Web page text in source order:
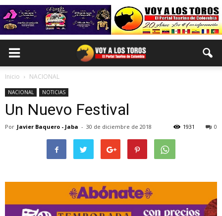
Inicio NACIONAL
NACIONAL NOTICIAS
Un Nuevo Festival
Por Javier Baquero - Jaba - 30 de diciembre de 2018 0
1931